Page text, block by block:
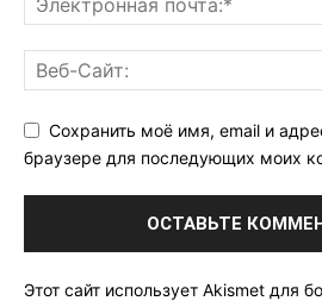
Сохранить моё имя, email и
браузере для последующих моих
Этот сайт использует Akismet для